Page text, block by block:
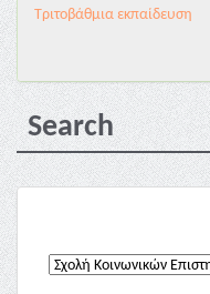
Τριτοβάθμια εκπαίδευση
Search